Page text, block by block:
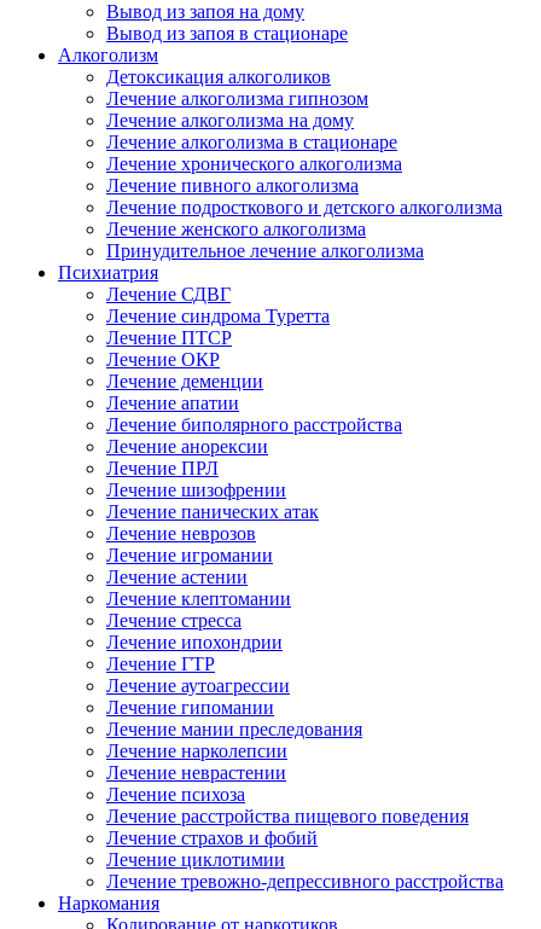
Вывод из запоя на дому
Вывод из запоя в стационаре
Алкоголизм
Детоксикация алкоголиков
Лечение алкоголизма гипнозом
Лечение алкоголизма на дому
Лечение алкоголизма в стационаре
Лечение хронического алкоголизма
Лечение пивного алкоголизма
Лечение подросткового и детского алкоголизма
Лечение женского алкоголизма
Принудительное лечение алкоголизма
Психиатрия
Лечение СДВГ
Лечение синдрома Туретта
Лечение ПТСР
Лечение ОКР
Лечение деменции
Лечение апатии
Лечение биполярного расстройства
Лечение анорексии
Лечение ПРЛ
Лечение шизофрении
Лечение панических атак
Лечение неврозов
Лечение игромании
Лечение астении
Лечение клептомании
Лечение стресса
Лечение ипохондрии
Лечение ГТР
Лечение аутоагрессии
Лечение гипомании
Лечение мании преследования
Лечение нарколепсии
Лечение неврастении
Лечение психоза
Лечение расстройства пищевого поведения
Лечение страхов и фобий
Лечение циклотимии
Лечение тревожно-депрессивного расстройства
Наркомания
Кодирование от наркотиков